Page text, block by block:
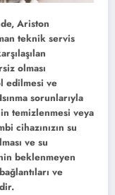
Ariston
teknik servis
olması
edilmesi ve
sorunlarıyla
temizlenmesi veya
cihazınızın su
ve su
beklenmeyen
ve